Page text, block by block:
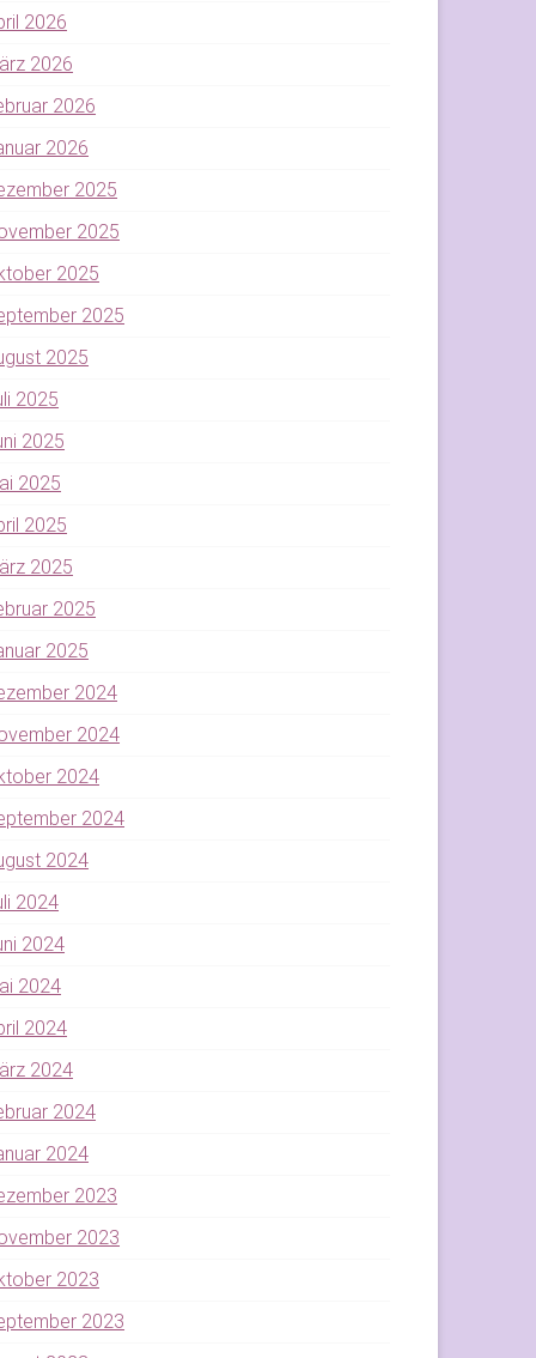
2026
2026
2026
2026
2025
2025
2025
2025
2025
2025
2025
2025
2025
2025
2025
2025
2024
2024
2024
2024
2024
2024
2024
2024
2024
2024
2024
2024
2023
2023
2023
2023